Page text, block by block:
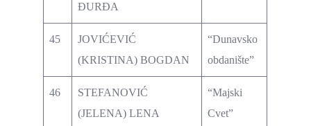
ĐURĐA
45
JOVIĆEVIĆ
(KRISTINA) BOGDAN
“Dunavsko
obdanište”
46
STEFANOVIĆ
(JELENA) LENA
“Majski
Cvet”